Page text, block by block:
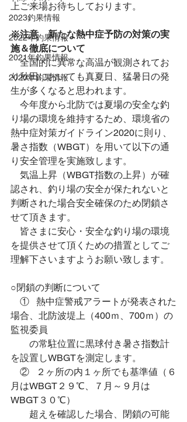
2023釣果情報
2022年釣果情報
2021年釣果情報
2020年釣果情報
上ご来場お待ちしております。
※注意　新たな熱中症予防の対策の実
施＆徹底について
全国的に異常な高温が観測されてお
り秋田においても真夏日、猛暑日の発
生が多くなると思われます。
今年度から北防では夏場の安全な釣
り場の環境を維持するため、環境省の
熱中症対策ガイドライン2020に則り、
暑さ指数（WBGT）を用いて以下の通
り安全管理を実施致します。
気温上昇（WBGT指数の上昇）が確
認され、釣り場の安全が保たれないと
判断された場合安全確保のため閉鎖さ
せて頂きます。
皆さまに安心・安全な釣り場の環境
を提供させて頂くための措置としてご
理解下さいますようお願い致します。
○閉鎖の判断について
①   熱中症警戒アラートが発表された
場合、北防波堤上（400ｍ、700ｍ）の
監視委員
の常駐位置に黒球付き暑さ指数計
を設置しWBGTを測定します。
②   ２ヶ所の内１ヶ所でも基準値（６
月はWBGT２９℃、７月～９月は
WBGT３０℃）
超えを確認した場合、閉鎖の可能